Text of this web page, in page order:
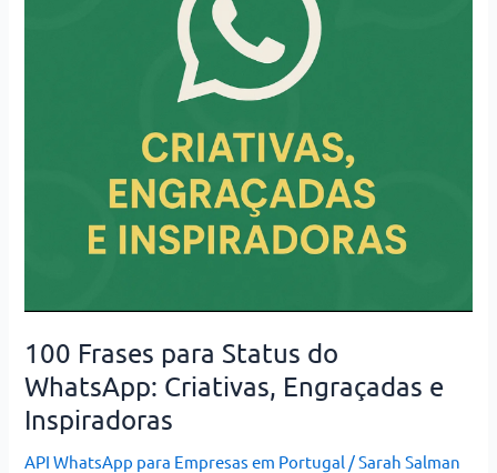
100 Frases para Status do
WhatsApp: Criativas, Engraçadas e
Inspiradoras
API WhatsApp para Empresas em Portugal /Sarah Salman